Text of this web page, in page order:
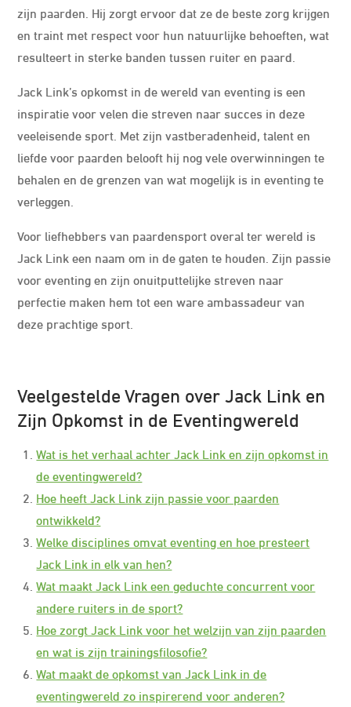
zijn paarden. Hij zorgt ervoor dat ze de beste zorg krijgen
en traint met respect voor hun natuurlijke behoeften, wat
resulteert in sterke banden tussen ruiter en paard.
Jack Link’s opkomst in de wereld van eventing is een
inspiratie voor velen die streven naar succes in deze
veeleisende sport. Met zijn vastberadenheid, talent en
liefde voor paarden belooft hij nog vele overwinningen te
behalen en de grenzen van wat mogelijk is in eventing te
verleggen.
Voor liefhebbers van paardensport overal ter wereld is
Jack Link een naam om in de gaten te houden. Zijn passie
voor eventing en zijn onuitputtelijke streven naar
perfectie maken hem tot een ware ambassadeur van
deze prachtige sport.
Veelgestelde Vragen over Jack Link en
Zijn Opkomst in de Eventingwereld
Wat is het verhaal achter Jack Link en zijn opkomst in
de eventingwereld?
Hoe heeft Jack Link zijn passie voor paarden
ontwikkeld?
Welke disciplines omvat eventing en hoe presteert
Jack Link in elk van hen?
Wat maakt Jack Link een geduchte concurrent voor
andere ruiters in de sport?
Hoe zorgt Jack Link voor het welzijn van zijn paarden
en wat is zijn trainingsfilosofie?
Wat maakt de opkomst van Jack Link in de
eventingwereld zo inspirerend voor anderen?